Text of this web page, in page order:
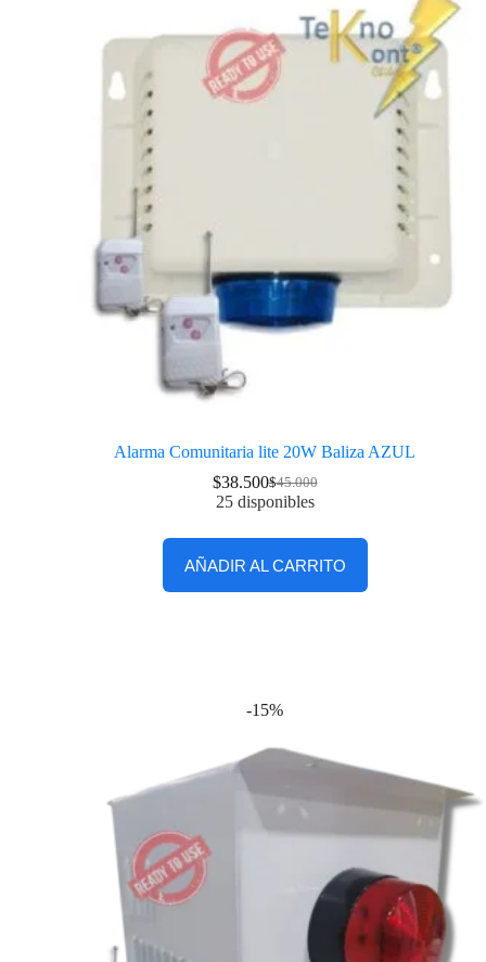
Alarma Comunitaria lite 20W Baliza AZUL
$45.000
$38.500
25 disponibles
AÑADIR AL CARRITO
-15%